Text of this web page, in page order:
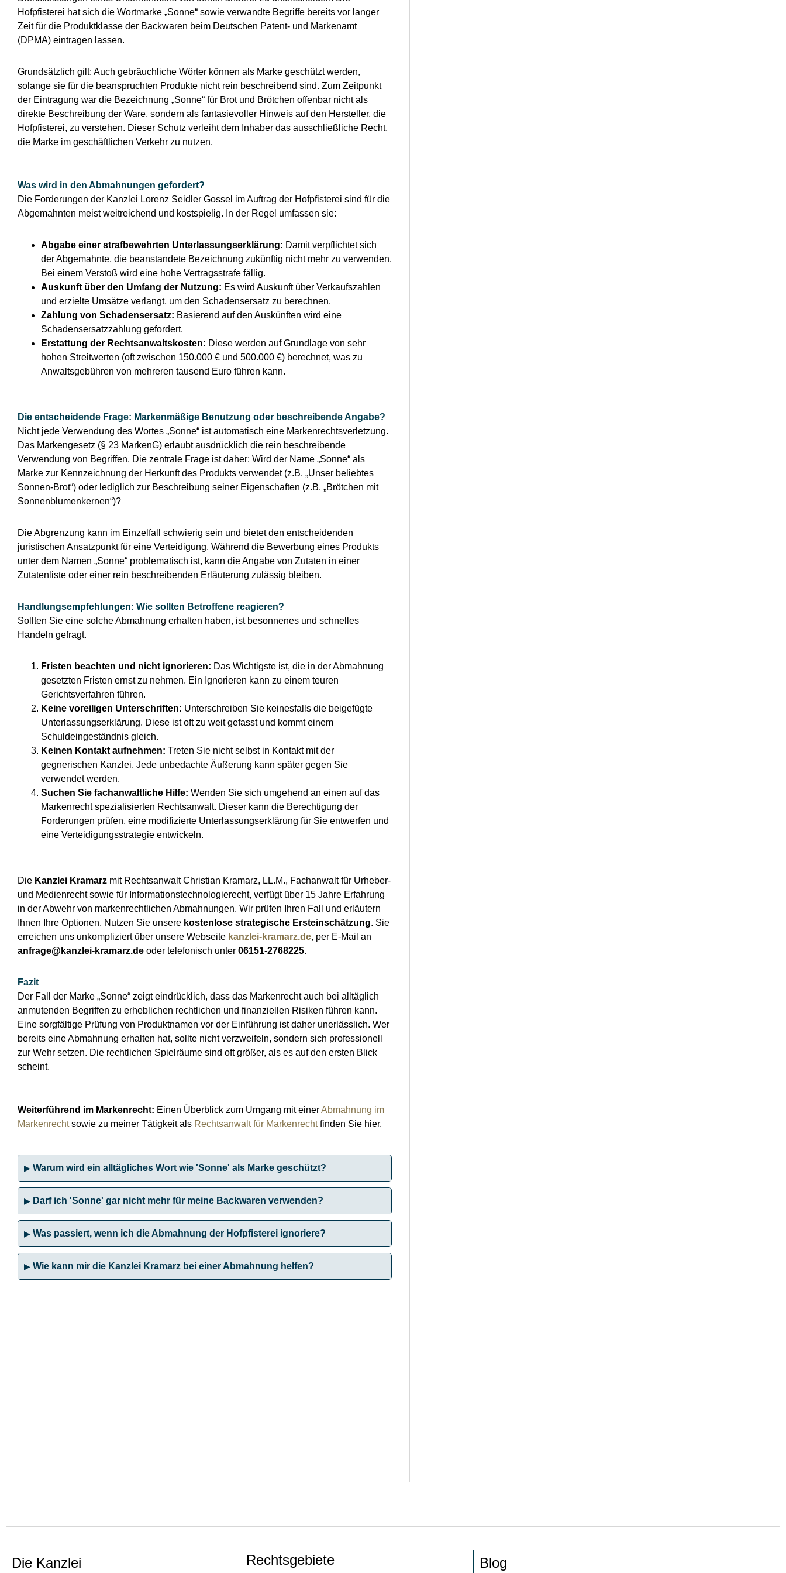
Hofpfisterei hat sich die Wortmarke „Sonne“ sowie verwandte Begriffe bereits vor langer
Zeit für die Produktklasse der Backwaren beim Deutschen Patent- und Markenamt
(DPMA) eintragen lassen.
Grundsätzlich gilt: Auch gebräuchliche Wörter können als Marke geschützt werden,
solange sie für die beanspruchten Produkte nicht rein beschreibend sind. Zum Zeitpunkt
der Eintragung war die Bezeichnung „Sonne“ für Brot und Brötchen offenbar nicht als
direkte Beschreibung der Ware, sondern als fantasievoller Hinweis auf den Hersteller, die
Hofpfisterei, zu verstehen. Dieser Schutz verleiht dem Inhaber das ausschließliche Recht,
die Marke im geschäftlichen Verkehr zu nutzen.
Was wird in den Abmahnungen gefordert?
Die Forderungen der Kanzlei Lorenz Seidler Gossel im Auftrag der Hofpfisterei sind für die
Abgemahnten meist weitreichend und kostspielig. In der Regel umfassen sie:
Abgabe einer strafbewehrten Unterlassungserklärung: Damit verpflichtet sich
der Abgemahnte, die beanstandete Bezeichnung zukünftig nicht mehr zu verwenden.
Bei einem Verstoß wird eine hohe Vertragsstrafe fällig.
Auskunft über den Umfang der Nutzung: Es wird Auskunft über Verkaufszahlen
und erzielte Umsätze verlangt, um den Schadensersatz zu berechnen.
Zahlung von Schadensersatz: Basierend auf den Auskünften wird eine
Schadensersatzzahlung gefordert.
Erstattung der Rechtsanwaltskosten: Diese werden auf Grundlage von sehr
hohen Streitwerten (oft zwischen 150.000 € und 500.000 €) berechnet, was zu
Anwaltsgebühren von mehreren tausend Euro führen kann.
Die entscheidende Frage: Markenmäßige Benutzung oder beschreibende Angabe?
Nicht jede Verwendung des Wortes „Sonne“ ist automatisch eine Markenrechtsverletzung.
Das Markengesetz (§ 23 MarkenG) erlaubt ausdrücklich die rein beschreibende
Verwendung von Begriffen. Die zentrale Frage ist daher: Wird der Name „Sonne“ als
Marke zur Kennzeichnung der Herkunft des Produkts verwendet (z.B. „Unser beliebtes
Sonnen-Brot“) oder lediglich zur Beschreibung seiner Eigenschaften (z.B. „Brötchen mit
Sonnenblumenkernen“)?
Die Abgrenzung kann im Einzelfall schwierig sein und bietet den entscheidenden
juristischen Ansatzpunkt für eine Verteidigung. Während die Bewerbung eines Produkts
unter dem Namen „Sonne“ problematisch ist, kann die Angabe von Zutaten in einer
Zutatenliste oder einer rein beschreibenden Erläuterung zulässig bleiben.
Handlungsempfehlungen: Wie sollten Betroffene reagieren?
Sollten Sie eine solche Abmahnung erhalten haben, ist besonnenes und schnelles
Handeln gefragt.
Fristen beachten und nicht ignorieren: Das Wichtigste ist, die in der Abmahnung
gesetzten Fristen ernst zu nehmen. Ein Ignorieren kann zu einem teuren
Gerichtsverfahren führen.
Keine voreiligen Unterschriften: Unterschreiben Sie keinesfalls die beigefügte
Unterlassungserklärung. Diese ist oft zu weit gefasst und kommt einem
Schuldeingeständnis gleich.
Keinen Kontakt aufnehmen: Treten Sie nicht selbst in Kontakt mit der
gegnerischen Kanzlei. Jede unbedachte Äußerung kann später gegen Sie
verwendet werden.
Suchen Sie fachanwaltliche Hilfe: Wenden Sie sich umgehend an einen auf das
Markenrecht spezialisierten Rechtsanwalt. Dieser kann die Berechtigung der
Forderungen prüfen, eine modifizierte Unterlassungserklärung für Sie entwerfen und
eine Verteidigungsstrategie entwickeln.
Die Kanzlei Kramarz mit Rechtsanwalt Christian Kramarz, LL.M., Fachanwalt für Urheber-
und Medienrecht sowie für Informationstechnologierecht, verfügt über 15 Jahre Erfahrung
in der Abwehr von markenrechtlichen Abmahnungen. Wir prüfen Ihren Fall und erläutern
Ihnen Ihre Optionen. Nutzen Sie unsere kostenlose strategische Ersteinschätzung. Sie
erreichen uns unkompliziert über unsere Webseite kanzlei-kramarz.de, per E-Mail an
anfrage@kanzlei-kramarz.de oder telefonisch unter 06151-2768225.
Fazit
Der Fall der Marke „Sonne“ zeigt eindrücklich, dass das Markenrecht auch bei alltäglich
anmutenden Begriffen zu erheblichen rechtlichen und finanziellen Risiken führen kann.
Eine sorgfältige Prüfung von Produktnamen vor der Einführung ist daher unerlässlich. Wer
bereits eine Abmahnung erhalten hat, sollte nicht verzweifeln, sondern sich professionell
zur Wehr setzen. Die rechtlichen Spielräume sind oft größer, als es auf den ersten Blick
scheint.
Weiterführend im Markenrecht: Einen Überblick zum Umgang mit einerAbmahnung im
Markenrechtsowie zu meiner Tätigkeit als Rechtsanwalt für Markenrechtfinden Sie hier.
Warum wird ein alltägliches Wort wie 'Sonne' als Marke geschützt?
Darf ich 'Sonne' gar nicht mehr für meine Backwaren verwenden?
Was passiert, wenn ich die Abmahnung der Hofpfisterei ignoriere?
Wie kann mir die Kanzlei Kramarz bei einer Abmahnung helfen?
Die Kanzlei Rechtsgebiete Blog